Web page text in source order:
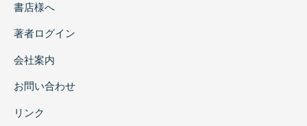
書店様へ
著者ログイン
会社案内
お問い合わせ
リンク